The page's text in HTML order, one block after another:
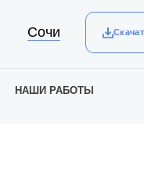
Сочи
НАШИ РАБОТЫ